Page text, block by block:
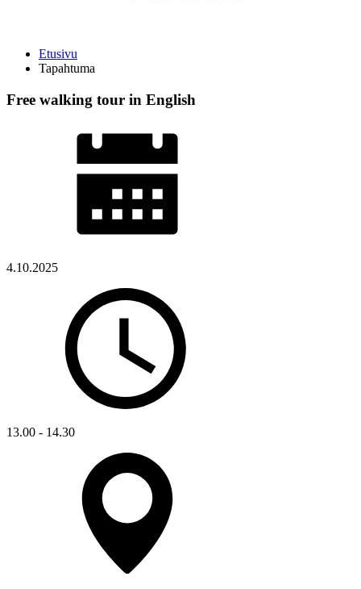
Etusivu
Tapahtuma
Free walking tour in English
4.10.2025
13.00 - 14.30